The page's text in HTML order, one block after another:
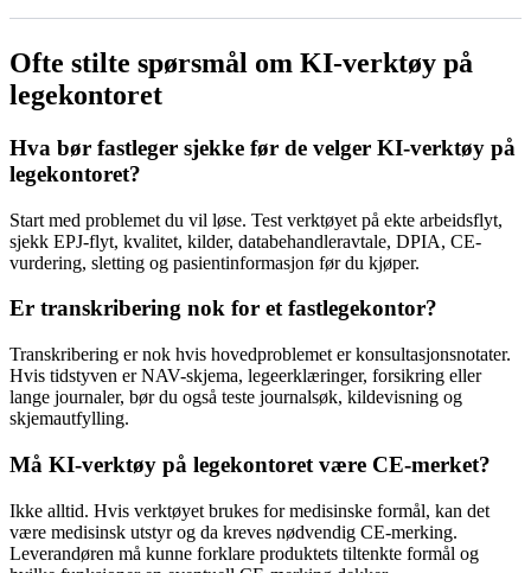
Ofte stilte spørsmål om KI-verktøy på
legekontoret
Hva bør fastleger sjekke før de velger KI-verktøy på
legekontoret?
Start med problemet du vil løse. Test verktøyet på ekte arbeidsflyt,
sjekk EPJ-flyt, kvalitet, kilder, databehandleravtale, DPIA, CE-
vurdering, sletting og pasientinformasjon før du kjøper.
Er transkribering nok for et fastlegekontor?
Transkribering er nok hvis hovedproblemet er konsultasjonsnotater.
Hvis tidstyven er NAV-skjema, legeerklæringer, forsikring eller
lange journaler, bør du også teste journalsøk, kildevisning og
skjemautfylling.
Må KI-verktøy på legekontoret være CE-merket?
Ikke alltid. Hvis verktøyet brukes for medisinske formål, kan det
være medisinsk utstyr og da kreves nødvendig CE-merking.
Leverandøren må kunne forklare produktets tiltenkte formål og